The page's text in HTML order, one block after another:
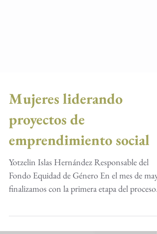
Mujeres liderando
proyectos de
emprendimiento social
Yotzelin Islas Hernández Responsable del
Fondo Equidad de Género En el mes de
de...